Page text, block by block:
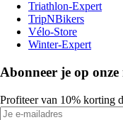
Triathlon-Expert
TripNBikers
Vélo-Store
Winter-Expert
Abonneer je op
Profiteer van 10% korting